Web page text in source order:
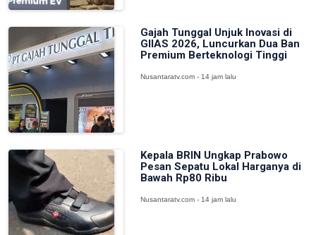
Gajah Tunggal Unjuk Inovasi di
GIIAS 2026, Luncurkan Dua Ban
Premium Berteknologi Tinggi
Nusantaratv.com - 14 jam lalu
Kepala BRIN Ungkap Prabowo
Pesan Sepatu Lokal Harganya di
Bawah Rp80 Ribu
Nusantaratv.com - 14 jam lalu